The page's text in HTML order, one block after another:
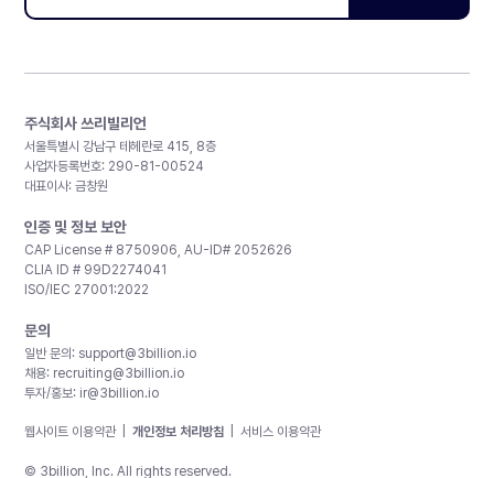
주식회사 쓰리빌리언
서울특별시 강남구 테헤란로 415, 8층
사업자등록번호: 290-81-00524
대표이사: 금창원
인증 및 정보 보안
CAP License # 8750906, AU-ID# 2052626
CLIA ID # 99D2274041
ISO/IEC 27001:2022
문의
일반 문의: support@3billion.io
채용: recruiting@3billion.io
투자/홍보: ir@3billion.io
웹사이트 이용약관 개인정보 처리방침 서비스 이용약관
© 3billion, Inc. All rights reserved.